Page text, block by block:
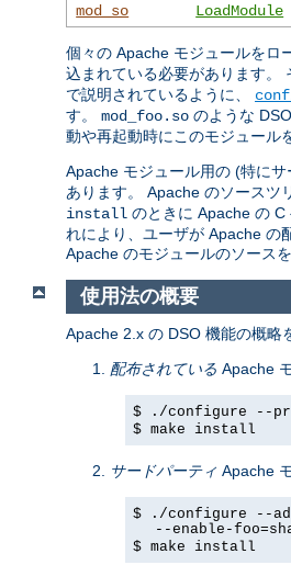
mod_so
LoadModule
個々の Apache モジュールをロ
込まれている必要があります。
で説明されているように、
す。 mod_foo.so のような
動や再起動時にこのモジュール
Apache モジュール用の (特に
あります。 Apache のソースツ
install のときに Apache の C
れにより、ユーザが Apache の
Apache のモジュールのソース
使用法の概要
Apache 2.x の DSO 機能の概略
配布されている Apache
$ ./configure --
$ make install
サードパーティ Apache
$ ./configure --
--enable-
$ make install